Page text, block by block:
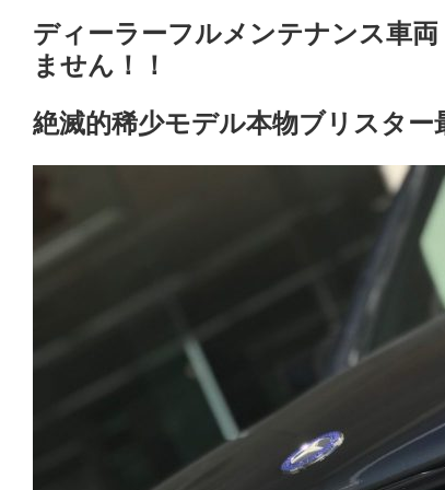
ディーラーフルメンテナンス車
ません！！
絶滅的稀少モデル本物ブリスター